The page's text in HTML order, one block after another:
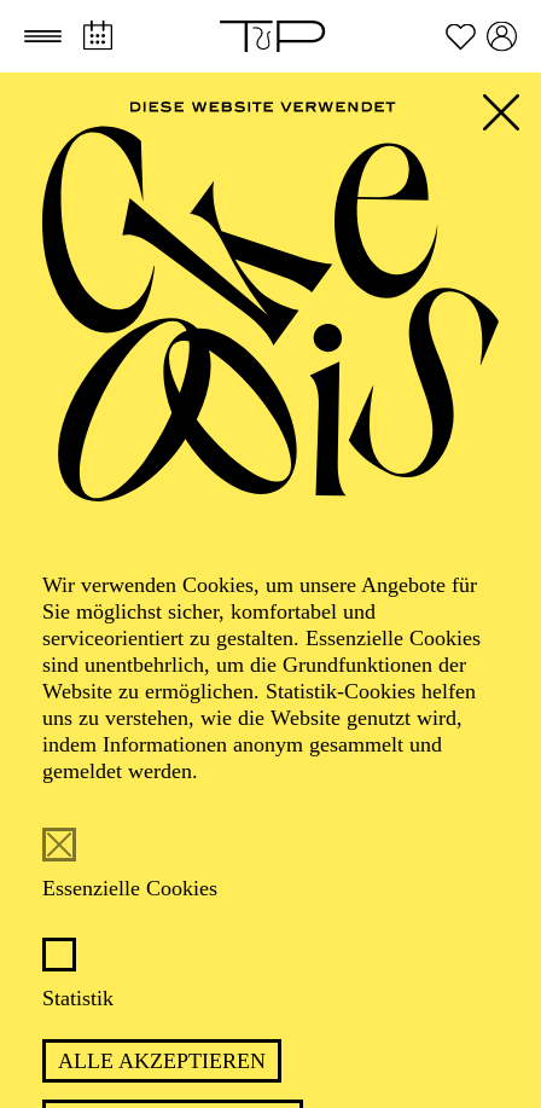
Zum Hauptinhalt springen Zum Footer springen
Wir verwenden Cookies, um unsere Angebote für
Sie möglichst sicher, komfortabel und
serviceorientiert zu gestalten. Essenzielle Cookies
sind unentbehrlich, um die Grundfunktionen der
Website zu ermöglichen. Statistik-Cookies helfen
uns zu verstehen, wie die Website genutzt wird,
indem Informationen anonym gesammelt und
gemeldet werden.
Essenzielle Cookies
Statistik
ALLE AKZEPTIEREN
FILTER
SEPTEMBER 2026
PHILHARMONIE ESSEN
Freitag
04.09.2026
20:00 - 23:00
Alfried Krupp Saal
Veranstalter: Theater-, Konzert- u. Gastspieldirektion OTTO
HOFNER GMBH
TICKETS
55,20 52,70€
Die Veranstaltung ist vom Angebot der TUPcard ausgeschlossen.
Samstag
05.09.2026
Grillo-Theater
BLICK AUF DEN IRAN –
STIMMEN ZUR AKTUELLEN
LAGE